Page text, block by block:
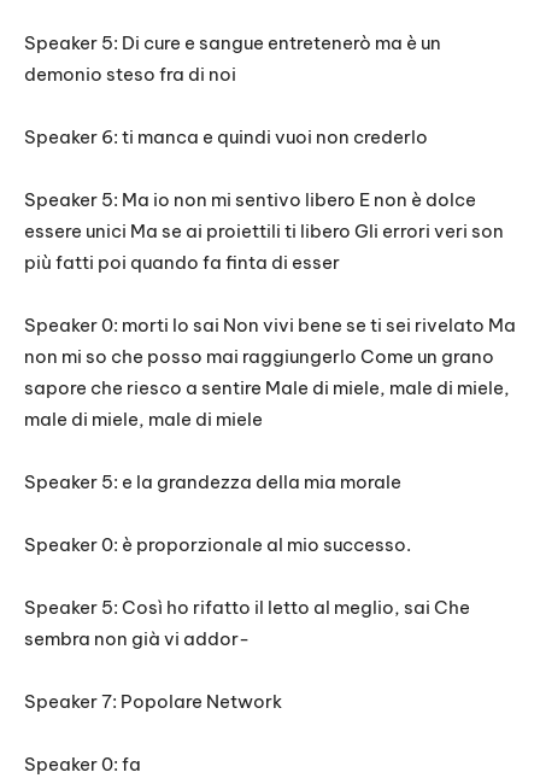
Speaker 5: Di cure e sangue entretenerò ma è un
demonio steso fra di noi
Speaker 6: ti manca e quindi vuoi non crederlo
Speaker 5: Ma io non mi sentivo libero E non è dolce
essere unici Ma se ai proiettili ti libero Gli errori veri son
più fatti poi quando fa finta di esser
Speaker 0: morti lo sai Non vivi bene se ti sei rivelato Ma
non mi so che posso mai raggiungerlo Come un grano
sapore che riesco a sentire Male di miele, male di miele,
male di miele, male di miele
Speaker 5: e la grandezza della mia morale
Speaker 0: è proporzionale al mio successo.
Speaker 5: Così ho rifatto il letto al meglio, sai Che
sembra non già vi addor-
Speaker 7: Popolare Network
Speaker 0: fa